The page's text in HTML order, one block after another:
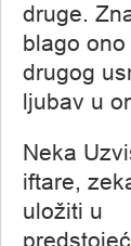
druge.
blago
drugog
ljubav u
Neka
iftare,
uložiti u